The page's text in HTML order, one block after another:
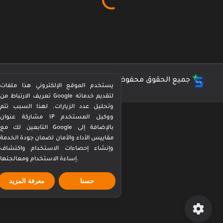
جميع الحقوق محفوظة © كورة بيرفكت Perfect Kora
يستخدم الموقع الإلكتروني هذا ملفات
تعريف الارتباط من Google لتقديم خدماته
وتحليل عدد الزيارات. لهذا السبب تتم
مشاركة عنوان IP ووكيل المستخدم
التابعين لك مع Google بالإضافة إلى
مقاييس الأداء والأمان لضمان جودة الخدمة
وإنشاء إحصاءات الاستخدام واكتشاف
معرفة المزيد حسنا